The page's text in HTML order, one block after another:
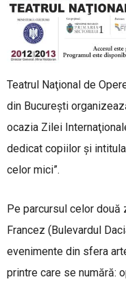
Teatrul Naţional de
din Bucureşti
ocazia Zilei
dedicat copiilor și
celor mici”.
Pe parcursul celor
Francez (Bulevardul
evenimente din sfera
printre care se numără: